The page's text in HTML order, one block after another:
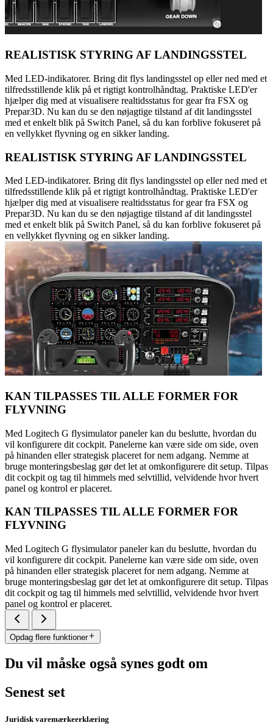
REALISTISK STYRING AF LANDINGSSTEL
Med LED-indikatorer. Bring dit flys landingsstel op eller ned med et
tilfredsstillende klik på et rigtigt kontrolhåndtag. Praktiske LED'er
hjælper dig med at visualisere realtidsstatus for gear fra FSX og
Prepar3D. Nu kan du se den nøjagtige tilstand af dit landingsstel
med et enkelt blik på Switch Panel, så du kan forblive fokuseret på
en vellykket flyvning og en sikker landing.
REALISTISK STYRING AF LANDINGSSTEL
Med LED-indikatorer. Bring dit flys landingsstel op eller ned med et
tilfredsstillende klik på et rigtigt kontrolhåndtag. Praktiske LED'er
hjælper dig med at visualisere realtidsstatus for gear fra FSX og
Prepar3D. Nu kan du se den nøjagtige tilstand af dit landingsstel
med et enkelt blik på Switch Panel, så du kan forblive fokuseret på
en vellykket flyvning og en sikker landing.
KAN TILPASSES TIL ALLE FORMER FOR
FLYVNING
Med Logitech G flysimulator paneler kan du beslutte, hvordan du
vil konfigurere dit cockpit. Panelerne kan være side om side, oven
på hinanden eller strategisk placeret for nem adgang. Nemme at
bruge monteringsbeslag gør det let at omkonfigurere dit setup. Tilpas
dit cockpit og tag til himmels med selvtillid, velvidende hvor hvert
panel og kontrol er placeret.
KAN TILPASSES TIL ALLE FORMER FOR
FLYVNING
Med Logitech G flysimulator paneler kan du beslutte, hvordan du
vil konfigurere dit cockpit. Panelerne kan være side om side, oven
på hinanden eller strategisk placeret for nem adgang. Nemme at
bruge monteringsbeslag gør det let at omkonfigurere dit setup. Tilpas
dit cockpit og tag til himmels med selvtillid, velvidende hvor hvert
panel og kontrol er placeret.
Opdag flere funktioner
Du vil måske også synes godt om
Senest set
Juridisk varemærkeerklæring